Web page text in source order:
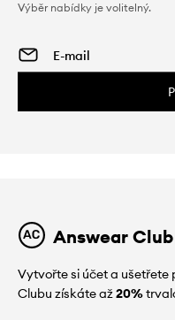
Výběr nabídky je volitelný.
Answear Club
Vytvořte si účet a ušetřete
Clubu získáte až20%